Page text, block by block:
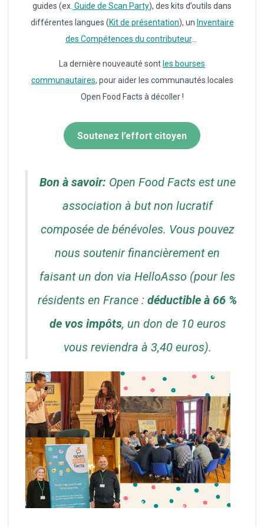
guides (ex. Guide de Scan Party), des kits d’outils dans
différentes langues (Kit de présentation), un Inventaire
des Compétences du contributeur…
La dernière nouveauté sont les bourses
communautaires, pour aider les communautés locales
Open Food Facts à décoller !
Soutenez l’effort citoyen
Bon à savoir: Open Food Facts est une
association à but non lucratif
composée de bénévoles. Vous pouvez
nous soutenir financièrement en
faisant un don via HelloAsso (pour les
résidents en France : déductible à 66 %
de vos impôts, un don de 10 euros
vous reviendra à 3,40 euros).